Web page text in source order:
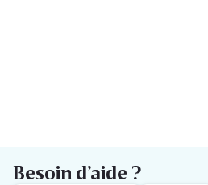
Besoin d’aide ?